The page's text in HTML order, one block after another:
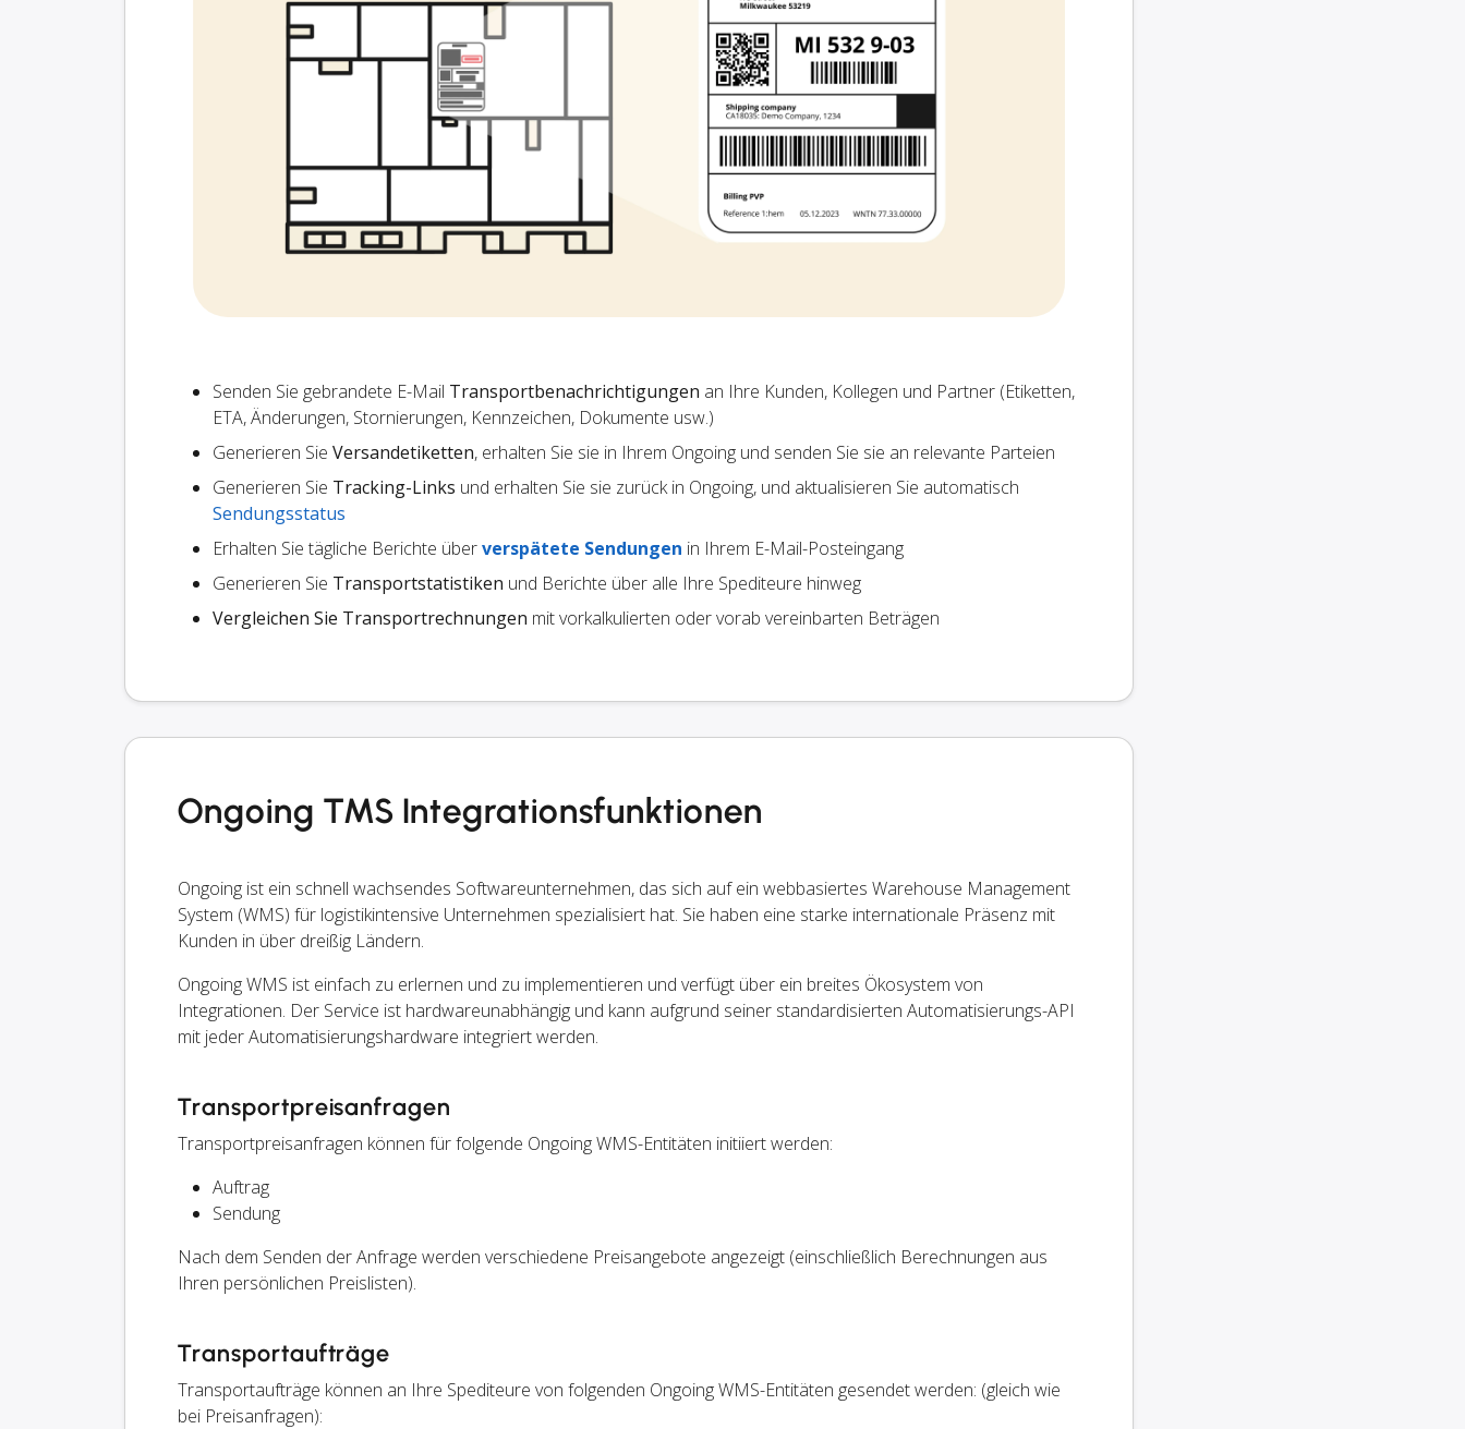
Senden Sie gebrandete E-Mail Transportbenachrichtigungen an Ihre Kunden, Kollegen und Partner (Etiketten,
ETA, Änderungen, Stornierungen, Kennzeichen, Dokumente usw.)
Generieren Sie Versandetiketten, erhalten Sie sie in Ihrem Ongoing und senden Sie sie an relevante Parteien
Generieren Sie Tracking-Links und erhalten Sie sie zurück in Ongoing, und aktualisieren Sie automatisch
Sendungsstatus
Erhalten Sie tägliche Berichte überverspätete Sendungen in Ihrem E-Mail-Posteingang
Generieren Sie Transportstatistiken und Berichte über alle Ihre Spediteure hinweg
Vergleichen Sie Transportrechnungen mit vorkalkulierten oder vorab vereinbarten Beträgen
Ongoing TMS Integrationsfunktionen
Ongoing ist ein schnell wachsendes Softwareunternehmen, das sich auf ein webbasiertes Warehouse Management
System (WMS) für logistikintensive Unternehmen spezialisiert hat. Sie haben eine starke internationale Präsenz mit
Kunden in über dreißig Ländern.
Ongoing WMS ist einfach zu erlernen und zu implementieren und verfügt über ein breites Ökosystem von
Integrationen. Der Service ist hardwareunabhängig und kann aufgrund seiner standardisierten Automatisierungs-API
mit jeder Automatisierungshardware integriert werden.
Transportpreisanfragen
Transportpreisanfragen können für folgende Ongoing WMS-Entitäten initiiert werden:
Auftrag
Sendung
Nach dem Senden der Anfrage werden verschiedene Preisangebote angezeigt (einschließlich Berechnungen aus
Ihren persönlichen Preislisten).
Transportaufträge
Transportaufträge können an Ihre Spediteure von folgenden Ongoing WMS-Entitäten gesendet werden: (gleich wie
bei Preisanfragen):